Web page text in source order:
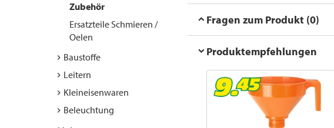
Zubehör
Ersatzteile Schmieren /
Oelen
Baustoffe
Leitern
Kleineisenwaren
Beleuchtung
Fragen zum Produkt (0)
Produktempfehlungen